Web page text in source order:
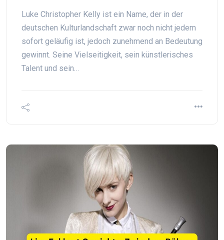
Luke Christopher Kelly ist ein Name, der in der
deutschen Kulturlandschaft zwar noch nicht jedem
sofort geläufig ist, jedoch zunehmend an Bedeutung
gewinnt. Seine Vielseitigkeit, sein künstlerisches
Talent und sein…